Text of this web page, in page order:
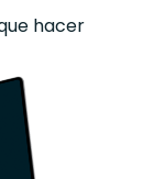
hacer